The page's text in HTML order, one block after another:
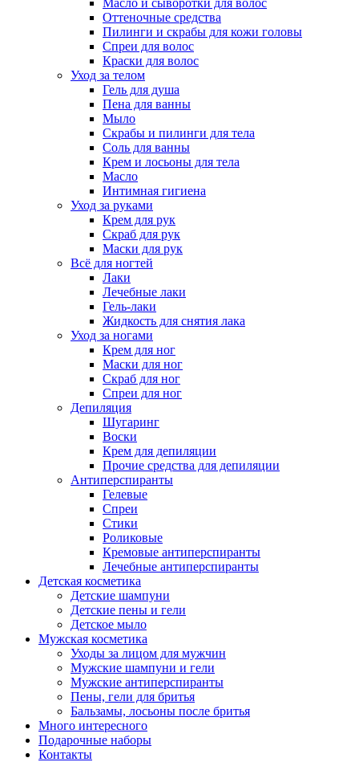
Оттеночные средства
Пилинги и скрабы для кожи головы
Спреи для волос
Краски для волос
Уход за телом
Гель для душа
Пена для ванны
Мыло
Скрабы и пилинги для тела
Соль для ванны
Крем и лосьоны для тела
Масло
Интимная гигиена
Уход за руками
Крем для рук
Скраб для рук
Маски для рук
Всё для ногтей
Лаки
Лечебные лаки
Гель-лаки
Жидкость для снятия лака
Уход за ногами
Крем для ног
Маски для ног
Скраб для ног
Спреи для ног
Депиляция
Шугаринг
Воски
Крем для депиляции
Прочие средства для депиляции
Антиперспиранты
Гелевые
Спреи
Стики
Роликовые
Кремовые антиперспиранты
Лечебные антиперспиранты
Детская косметика
Детские шампуни
Детские пены и гели
Детское мыло
Мужская косметика
Уходы за лицом для мужчин
Мужские шампуни и гели
Мужские антиперспиранты
Пены, гели для бритья
Бальзамы, лосьоны после бритья
Много интересного
Подарочные наборы
Контакты